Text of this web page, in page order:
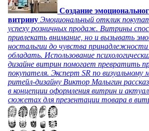
Создание
витрину Эмоциональный отклик
успеху розничных продаж. Витрины
привлекать внимание, но и вызывать
ностальгии до чувства
обладать. Использование
дизайне витрин помогает превратить
покупателя. Эксперт SR по визуальному
ритейл-дизайну Виктор Малыгин
в концепции оформления витрин и
сюжетах для презентации товара в